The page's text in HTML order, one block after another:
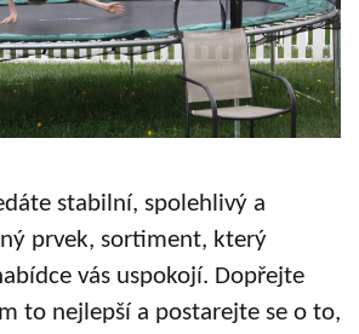
stabilní, spolehlivý a
prvek, sortiment, který
vás uspokojí. Dopřejte
to nejlepší a postarejte se o to,